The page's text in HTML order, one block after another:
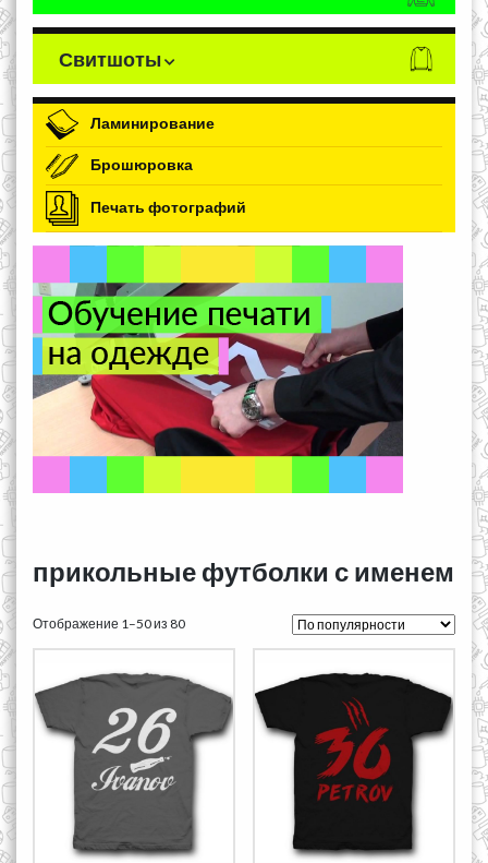
Свитшоты
Ламинирование
Брошюровка
Печать фотографий
прикольные футболки с именем
Отображение 1–50 из 80